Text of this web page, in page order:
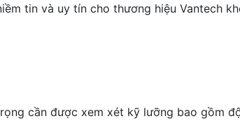
tin và uy tín cho thương hiệu Vantech
cần được xem xét kỹ lưỡng bao gồm